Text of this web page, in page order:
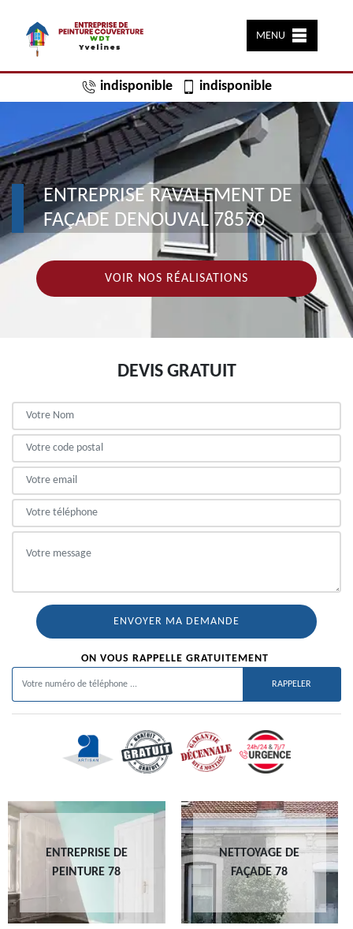
MENU
indisponible indisponible
ENTREPRISE RAVALEMENT DE
FAÇADE DENOUVAL 78570
VOIR NOS RÉALISATIONS
DEVIS GRATUIT
ON VOUS RAPPELLE GRATUITEMENT
ENTREPRISE DE
PEINTURE 78
NETTOYAGE DE
FAÇADE 78